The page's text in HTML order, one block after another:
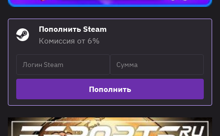
Пополнить Steam
Комиссия от 6%
Пополнить